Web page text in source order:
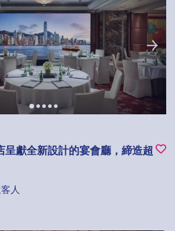
呈獻全新設計的宴會廳，締造超
人